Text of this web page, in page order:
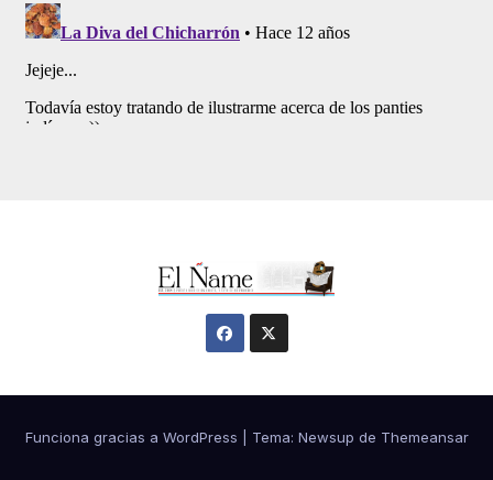
Funciona gracias a WordPress Tema: Newsup de Themeansar